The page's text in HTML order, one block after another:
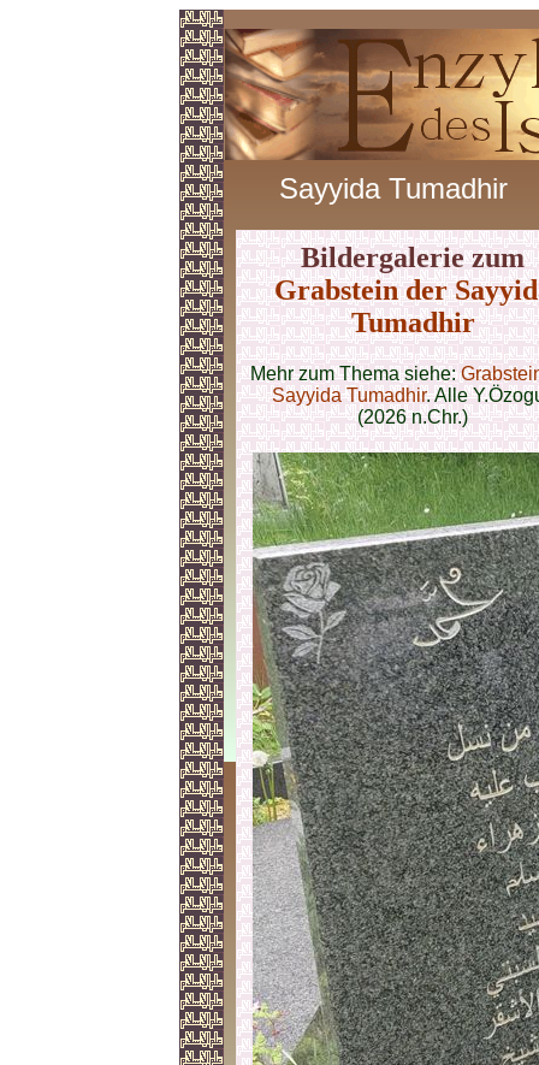
Sayyida Tumadhir
Bildergalerie zum
Grabstein der
Tumadhir
Mehr zum Thema siehe:
Sayyida Tumadhir. Alle
(2026 n.Chr.)